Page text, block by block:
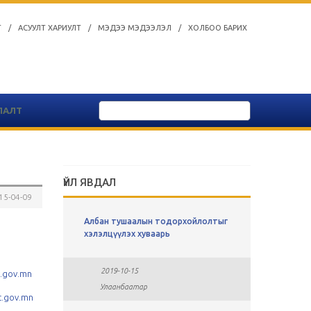
/ АСУУЛТ ХАРИУЛТ / МЭДЭЭ МЭДЭЭЛЭЛ / ХОЛБОО БАРИХ
04-09
ҮЙЛ ЯВДАЛ
Албан тушаалын тодорхойлолтыг
хэлэлцүүлэх хуваарь
2019-10-15
Улаанбаатар